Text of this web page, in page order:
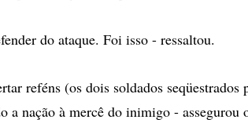
do ataque. Foi isso - ressaltou.
reféns (os dois soldados seqüestrados
a nação à mercê do inimigo - assegurou